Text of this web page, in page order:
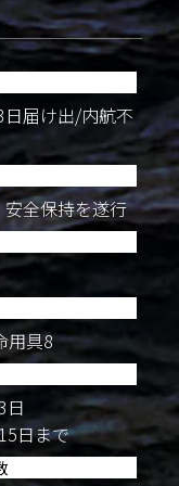
届け出/内航不
全保持を遂行
用具8
日
日まで